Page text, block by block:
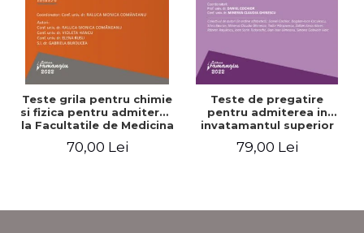
Teste grila pentru chimie
si fizica pentru admiterea
la Facultatile de Medicina
Editia a II-a - Raluca
70,00 Lei
Teste de pregatire
pentru admiterea in
invatamantul superior
Daniel Cochior, Minerva
79,00 Lei